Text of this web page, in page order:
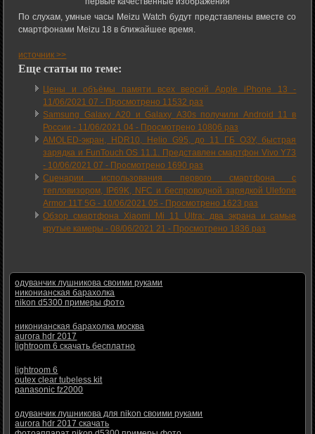
По слухам, умные часы Meizu Watch будут представлены вместе со
смартфонами Meizu 18 в ближайшее время.
источник >>
Еще статьи по теме:
Цены и объёмы памяти всех версий Apple iPhone 13 -
11/06/2021 07 - Просмотрено 11532 раз
Samsung Galaxy A20 и Galaxy A30s получили Android 11 в
России - 11/06/2021 04 - Просмотрено 10806 раз
AMOLED-экран, HDR10, Helio G95, до 11 ГБ ОЗУ, быстрая
зарядка и FunTouch OS 11.1. Представлен смартфон Vivo Y73
- 10/06/2021 07 - Просмотрено 1690 раз
Сценарии использования первого смартфона с
тепловизором, IP69K, NFC и беспроводной зарядкой Ulefone
Armor 11T 5G - 10/06/2021 05 - Просмотрено 1623 раз
Обзор смартфона Xiaomi Mi 11 Ultra: два экрана и самые
крутые камеры -08/06/2021 21 - Просмотрено 1836 раз
одуванчик лушникова своими руками
никонианская барахолка
nikon d5300 примеры фото
никонианская барахолка москва
aurora hdr 2017
lightroom 6 скачать бесплатно
lightroom 6
outex clear tubeless kit
panasonic fz2000
одуванчик лушникова для nikon своими руками
aurora hdr 2017 скачать